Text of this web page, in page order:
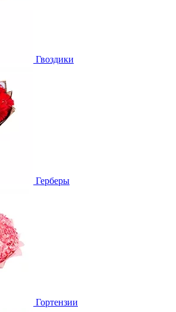
Гвоздики
Герберы
Гортензии